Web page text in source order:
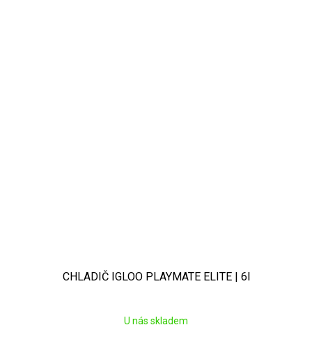
CHLADIČ IGLOO PLAYMATE ELITE | 6l
U nás skladem